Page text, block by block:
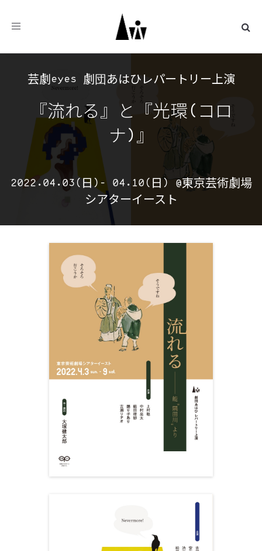
Toggle
芸劇eyes 劇団あはひレパートリー上演
『流れる』と『光環(コロ
ナ)』
2022.04.03(日) - 04.10(日)
東京芸術劇場
シアターイースト